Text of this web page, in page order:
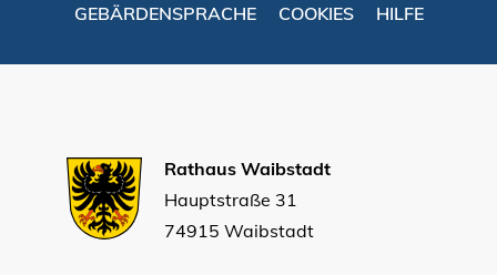
GEBÄRDENSPRACHE
COOKIES HILFE
Rathaus Waibstadt
Hauptstraße 31
74915 Waibstadt